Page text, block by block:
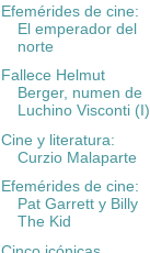
Efemérides de cine:
El emperador del
norte
Fallece Helmut
Berger, numen de
Luchino Visconti (I)
Cine y literatura:
Curzio Malaparte
Efemérides de cine:
Pat Garrett y Billy
The Kid